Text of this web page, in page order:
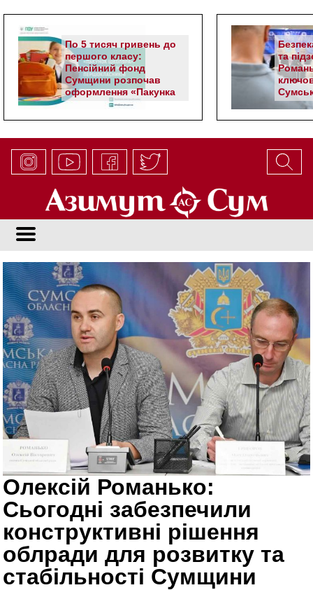
По 5 тисяч гривень до
першого класу:
Пенсійний фонд
Сумщини розпочав
оформлення «Пакунка
школяра»
та
Олексій Романько:
Сьогодні забезпечили
конструктивні рішення
облради для розвитку та
стабільності Сумщини